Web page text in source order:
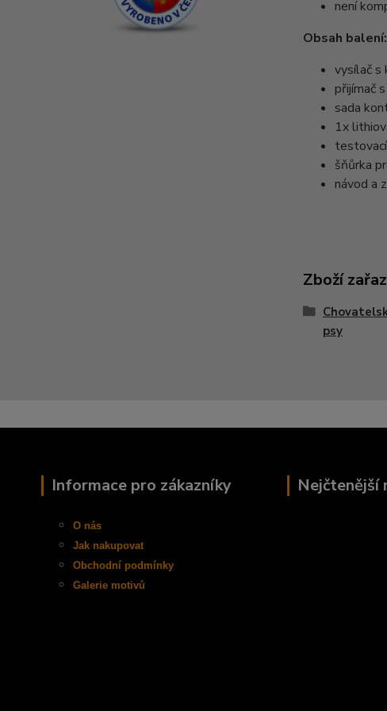
není
Obsah balení:
vysílač s
přijímač
sada
1x
šňůrka
návod a
Zboží
psy
Informace pro zákazníky
O nás
Jak nakupovat
Obchodní podmínky
Galerie motivů
Nejčtenější